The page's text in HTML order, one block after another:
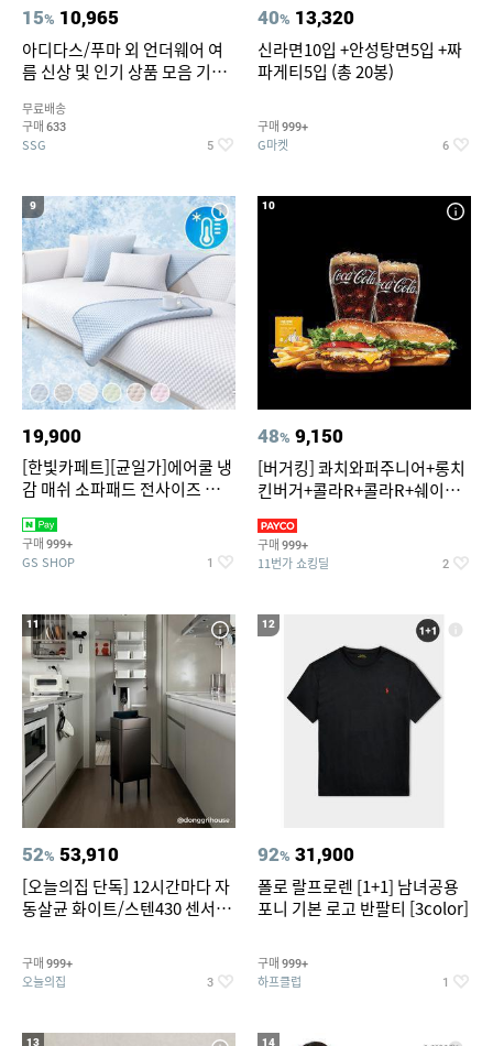
15% 10,965
아디다스/푸마 외 언더웨어 여
름 신상 및 인기 상품 모음 기획
무료배송
구매 633
SSG 5
40% 13,320
신라면10입 +안성탕면5입 +짜
파게티5입 (총 20봉)
구매 999+
G마켓 6
9
19,900
[한빛카페트][균일가]에어쿨 냉
감 매쉬 소파패드 전사이즈 균일
구매 999+
GS SHOP 1
10
48% 9,150
[버거킹] 콰치와퍼주니어+롱치
킨버거+콜라R+콜라R+쉐이킹
구매 999+
11번가 쇼킹딜 2
11
52% 53,910
[오늘의집 단독] 12시간마다 자
동살균 화이트/스텐430 센서휴
구매 999+
오늘의집 3
12
92% 31,900
폴로 랄프로렌 [1+1] 남녀공용
포니 기본 로고 반팔티 [3color]
구매 999+
하프클럽 1
13 14